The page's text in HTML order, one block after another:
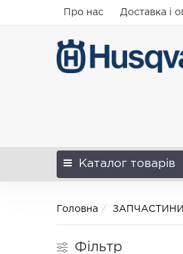
Про нас Доставка і
Каталог товарів
Головна ЗАПЧАСТИНИ
Фільтр